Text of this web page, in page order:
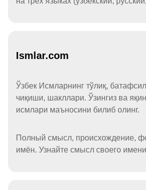
Ismlar.com
Ўзбек Исмларнинг тўлиқ,
чиқиши, шакллари. Ўзингиз ва
исмлари маъносини билиб олинг.
Полный смысл, происхождение,
имён. Узнайте смысл своего